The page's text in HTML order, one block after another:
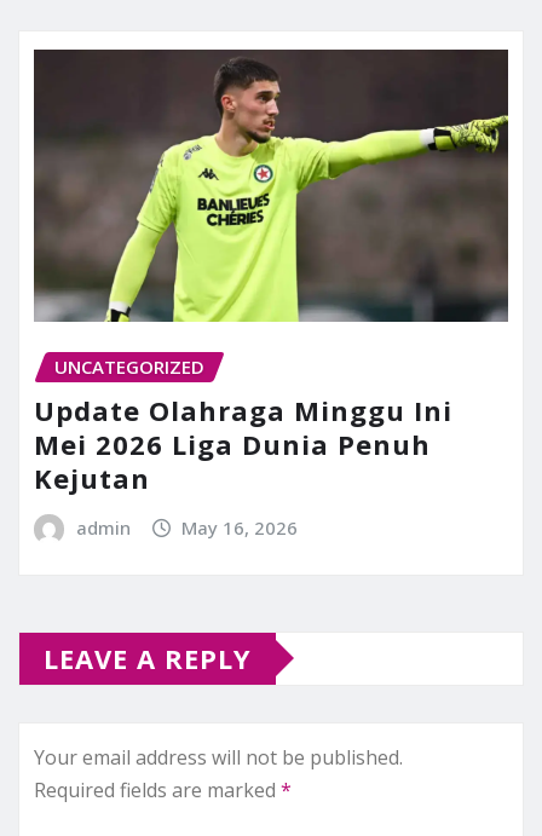
UNCATEGORIZED
Update Olahraga Minggu Ini
Mei 2026 Liga Dunia Penuh
Kejutan
admin May 16, 2026
LEAVE A REPLY
Your email address will not be published.
Required fields are marked *